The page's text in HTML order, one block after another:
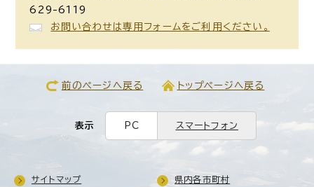
629-6119
お問い合わせは専用フォームをご利用ください。
前のページへ戻る トップページへ戻る
表示 PC スマートフォン
サイトマップ 県内各市町村